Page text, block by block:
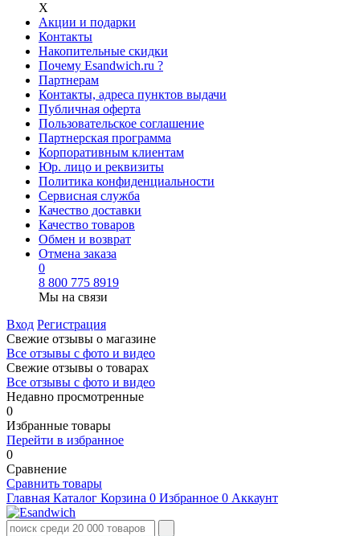
Х
Акции и подарки
Контакты
Накопительные скидки
Почему Esandwich.ru ?
Партнерам
Контакты, адреса пунктов выдачи
Публичная оферта
Пользовательское соглашение
Партнерская программа
Корпоративным клиентам
Юр. лицо и реквизиты
Политика конфиденциальности
Сервисная служба
Качество доставки
Качество товаров
Обмен и возврат
Отмена заказа
0
8 800 775 8919
Мы на связи
Вход Регистрация
Свежие отзывы о магазине
Все отзывы с фото и видео
Свежие отзывы о товарах
Все отзывы c фото и видео
Недавно просмотренные
0
Избранные товары
Перейти в избранное
0
Сравнение
Сравнить товары
Главная Каталог Корзина 0 Избранное 0 Аккаунт